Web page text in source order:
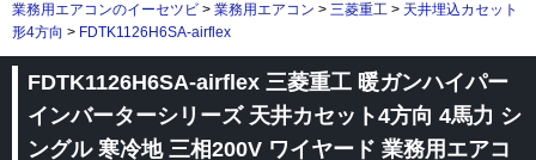
業務用エアコンのイーセツビ > 業務用エアコン > 三菱重工 > 天井埋込カセット
形4方向 > FDTK1126H6SA-airflex
FDTK1126H6SA-airflex 三菱重工 暖ガンハイパー
インバーターシリーズ 天井カセット4方向 4馬力 シ
ングル 寒冷地 三相200V ワイヤード 業務用エアコ